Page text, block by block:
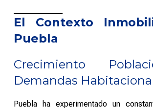
El Contexto
Puebla
Crecimiento
Demandas
Puebla ha experimentado un